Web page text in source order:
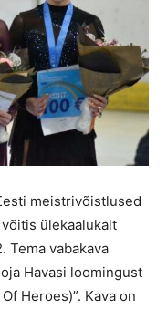
meistrivõistlused
ülekaalukalt
Tema vabakava
Havasi loomingust
Heroes)”. Kava on